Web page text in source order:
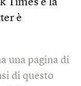
Times e la
è
una pagina di
di questo